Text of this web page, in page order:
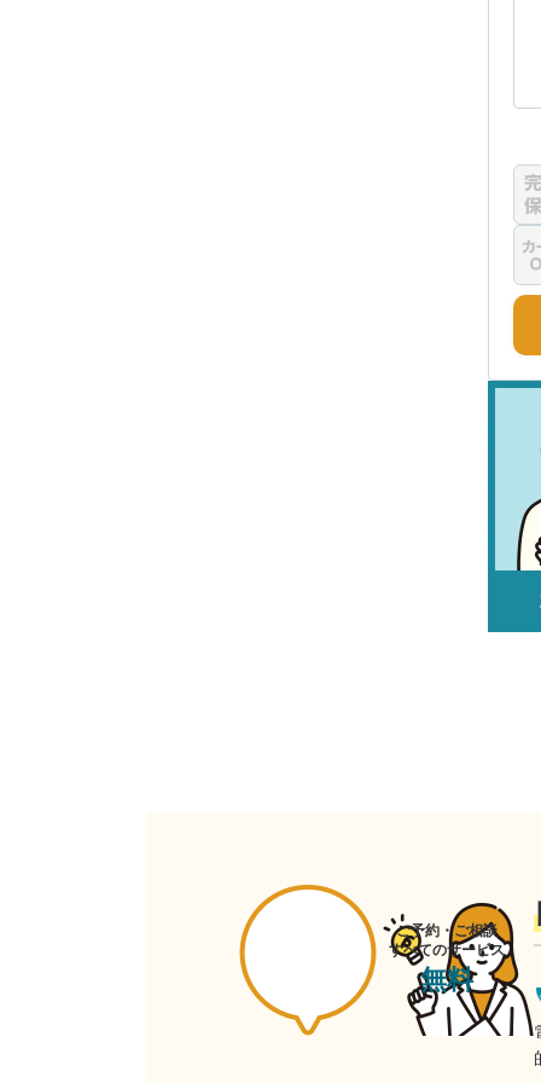
ご予約・ご相談
すべてのサービス
無料